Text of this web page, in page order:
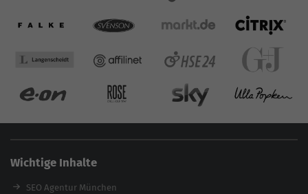
Wichtige Inhalte
SEO Agentur München